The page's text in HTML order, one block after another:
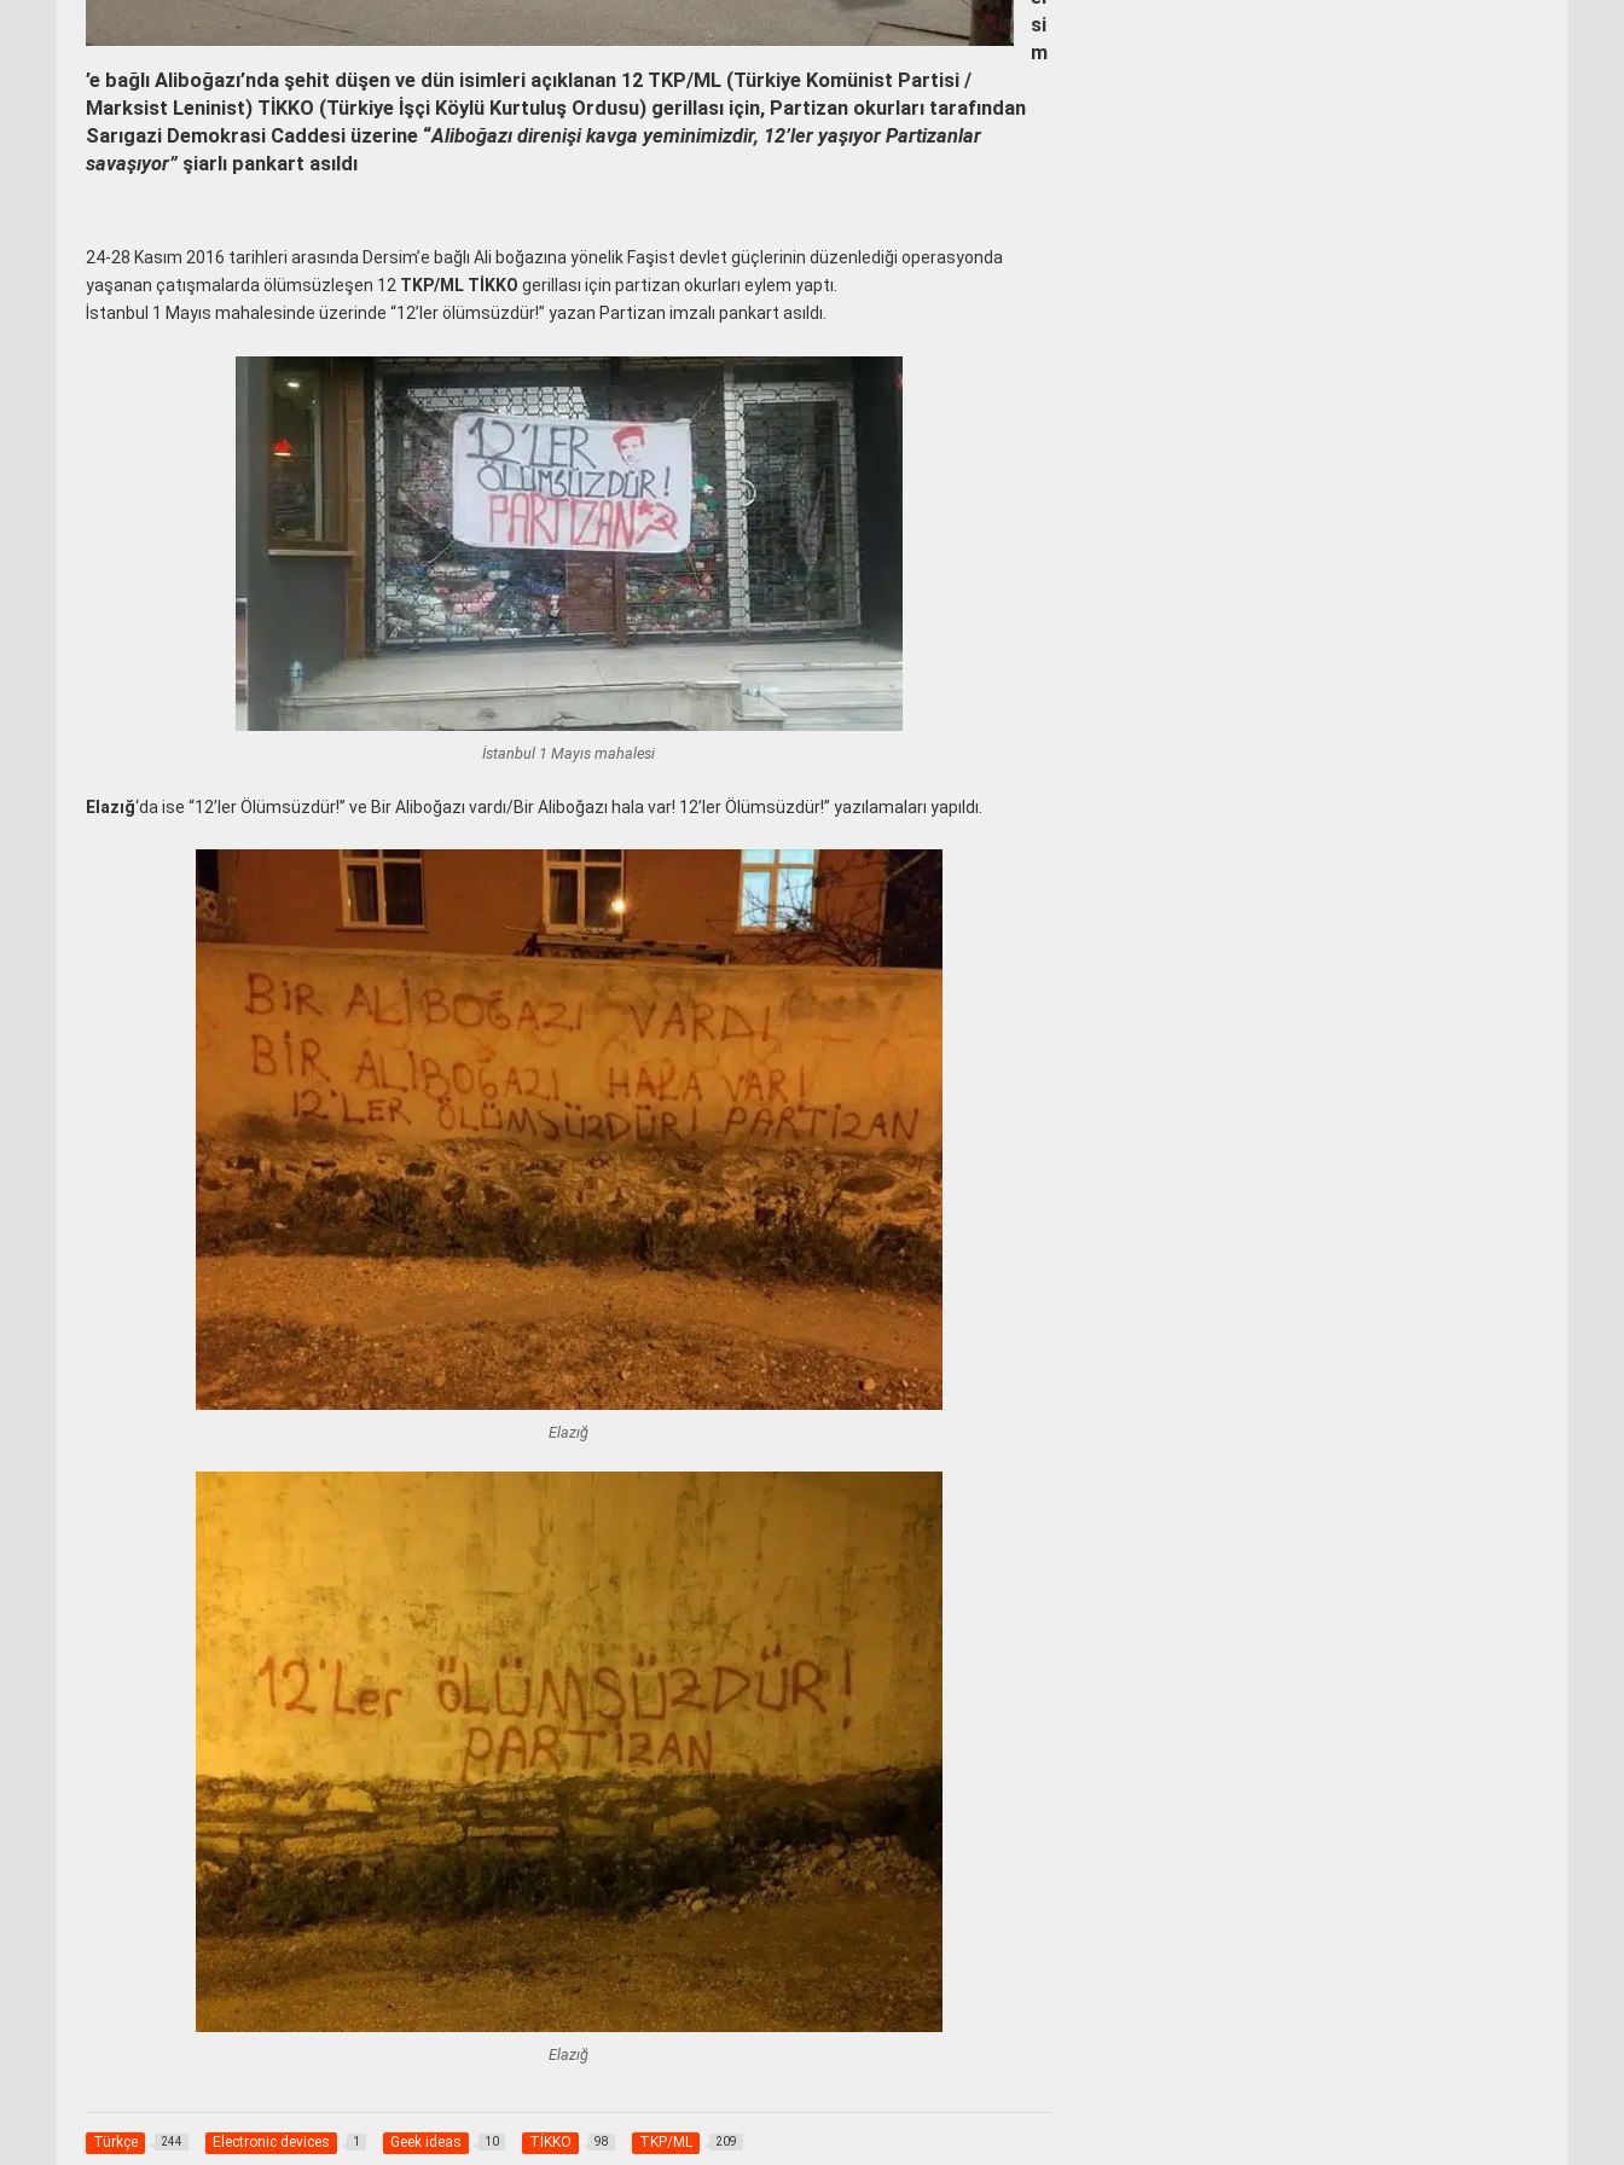
si
m
’e bağlı Aliboğazı’nda şehit düşen ve dün isimleri açıklanan 12 TKP/ML (Türkiye Komünist Partisi /
Marksist Leninist) TİKKO (Türkiye İşçi Köylü Kurtuluş Ordusu) gerillası için, Partizan okurları tarafından
Sarıgazi Demokrasi Caddesi üzerine “Aliboğazı direnişi kavga yeminimizdir, 12’ler yaşıyor Partizanlar
savaşıyor” şiarlı pankart asıldı
24-28 Kasım 2016 tarihleri arasında Dersim’e bağlı Ali boğazına yönelik Faşist devlet güçlerinin düzenlediği operasyonda
yaşanan çatışmalarda ölümsüzleşen 12 TKP/ML TİKKO gerillası için partizan okurları eylem yaptı.
İstanbul 1 Mayıs mahalesinde üzerinde “12’ler ölümsüzdür!” yazan Partizan imzalı pankart asıldı.
İstanbul 1 Mayıs mahalesi
Elazığ‘da ise “12’ler Ölümsüzdür!” ve Bir Aliboğazı vardı/Bir Aliboğazı hala var! 12’ler Ölümsüzdür!” yazılamaları yapıldı.
Elazığ
Elazığ
Türkçe 244 Electronic devices 1 Geek ideas 10 TİKKO 98 TKP/ML 209